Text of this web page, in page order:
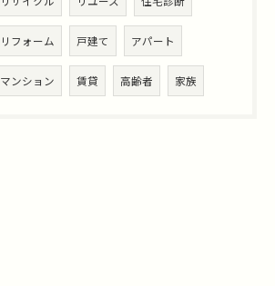
リフォーム 戸建て アパート
マンション 賃貸 高齢者 家族